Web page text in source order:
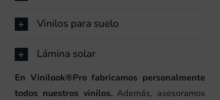
Vinilos para suelo
Lámina solar
En Vinilook®Pro fabricamos personalmente
todos nuestros vinilos.Además, asesoramos